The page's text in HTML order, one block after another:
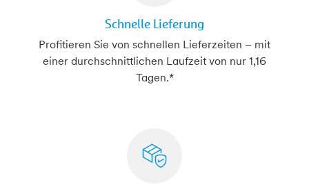
Schnelle Lieferung
Profitieren Sie von schnellen Lieferzeiten – mit
einer durchschnittlichen Laufzeit von nur 1,16
Tagen.*